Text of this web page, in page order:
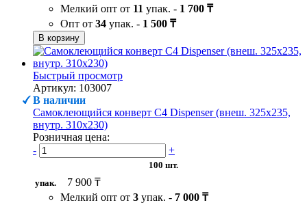
Мелкий опт от 11 упак. - 1 700 ₸
Опт от 34 упак. - 1 500 ₸
В корзину
Быстрый просмотр
Артикул: 103007
В наличии
Самоклеющийся конверт С4 Dispenser (внеш. 325х235,
внутр. 310х230)
Розничная цена:
-
+
100 шт.
упак.
7 900 ₸
Мелкий опт от 3 упак. - 7 000 ₸